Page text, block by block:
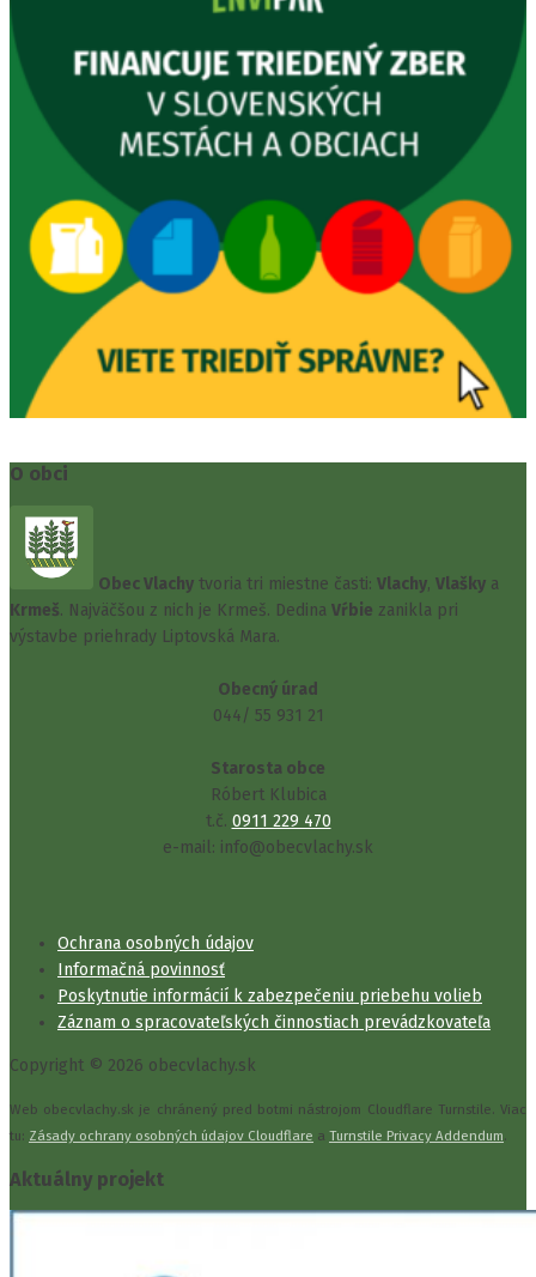
O obci
Obec Vlachy tvoria tri miestne časti: Vlachy, Vlašky a
Krmeš. Najväčšou z nich je Krmeš. Dedina Vŕbie zanikla pri
výstavbe priehrady Liptovská Mara.
Obecný úrad
044/ 55 931 21
Starosta obce
Róbert Klubica
t.č. 0911 229 470
e-mail: info@obecvlachy.sk
Ochrana osobných údajov
Informačná povinnosť
Poskytnutie informácií k zabezpečeniu priebehu volieb
Záznam o spracovateľských činnostiach prevádzkovateľa
Copyright © 2026 obecvlachy.sk
Web obecvlachy.sk je chránený pred botmi nástrojom Cloudflare Turnstile. Viac
tu: Zásady ochrany osobných údajov Cloudflare a Turnstile Privacy Addendum.
Aktuálny projekt